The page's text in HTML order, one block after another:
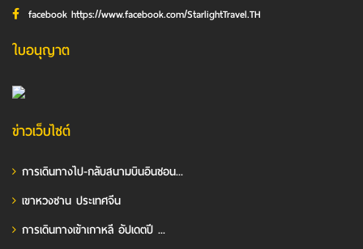
facebook https://www.facebook.com/StarlightTravel.TH
ใบอนุญาต
ข่าวเว็บไซต์
การเดินทางไป-กลับสนามบินอินชอน...
เขาหวงซาน ประเทศจีน
การเดินทางเข้าเกาหลี อัปเดตปี ...